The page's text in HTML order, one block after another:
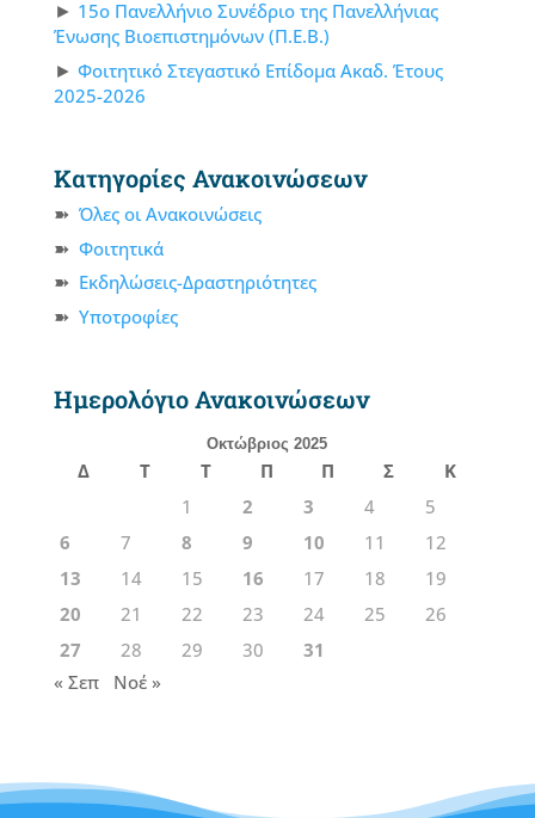
15ο Πανελλήνιο Συνέδριο της Πανελλήνιας
Ένωσης Βιοεπιστημόνων (Π.Ε.Β.)
Φοιτητικό Στεγαστικό Επίδομα Ακαδ. Έτους
2025-2026
Κατηγορίες Ανακοινώσεων
Όλες οι Ανακοινώσεις
Φοιτητικά
Εκδηλώσεις-Δραστηριότητες
Υποτροφίες
Ημερολόγιο Ανακοινώσεων
Οκτώβριος 2025
Δ Τ Τ Π Π Σ
Κ
1
2 3 4
5
6
7 8 9 10 11
12
13
14 15 16 17 18
19
20
21 22 23 24 25
26
27
28 29 30
31
« Σεπ
Νοέ »